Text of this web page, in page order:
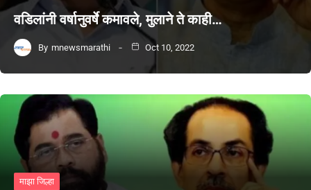
वडिलांनी वर्षानुवर्षे कमावले, मुलाने ते काही…
By mnewsmarathi Oct 10, 2022
माझा जिल्हा